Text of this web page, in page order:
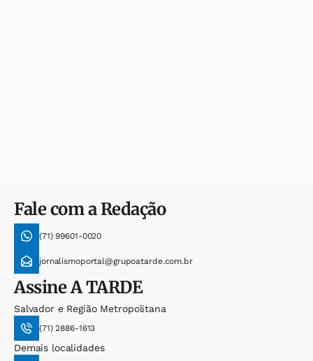
Fale com a Redação
(71) 99601-0020
jornalismoportal@grupoatarde.com.br
AssineA TARDE
Salvador e Região Metropolitana
(71) 2886-1613
Demais localidades